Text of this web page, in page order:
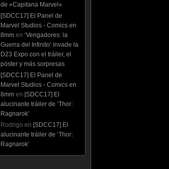
de «Capitana Marvel»
[SDCC17] El Panel de
Marvel Studios - Comics en
8mmen ‘Vengadores: la
Guerra del Infinito’ invade la
D23 Expo con el tráiler, el
póster y más sorpresas
[SDCC17] El Panel de
Marvel Studios - Comics en
8mmen [SDCC17] El
alucinante tráiler de ‘Thor:
Ragnarok’
Rodrigo en [SDCC17] El
alucinante tráiler de ‘Thor:
Ragnarok’